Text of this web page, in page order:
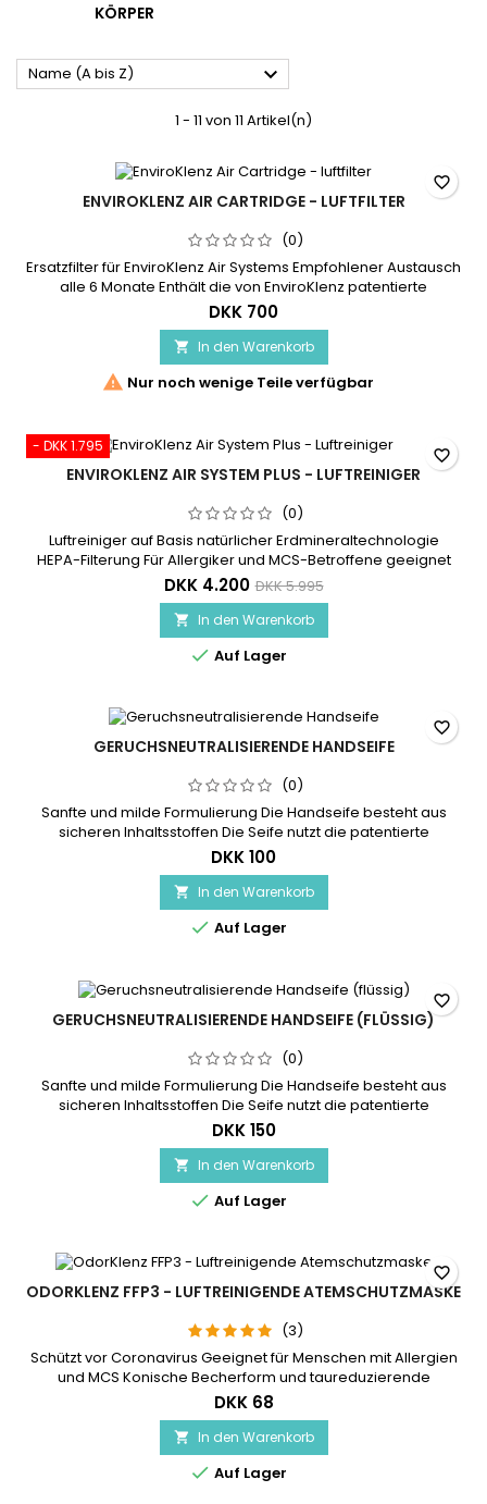
KÖRPER
Name (A bis Z) 
1 - 11 von 11 Artikel(n)
ENVIROKLENZ AIR CARTRIDGE - LUFTFILTER
(0)
Ersatzfilter für EnviroKlenz Air Systems Empfohlener Austausch
alle 6 Monate Enthält die von EnviroKlenz patentierte
Erdmineraltechnologie Beseitigt 99,9 % der Viren und
Bakterien aus der Luft (Testergebnisse) Inhaltsstoffe:
Magnesiumoxid (MgO), Zinkoxid (ZnO), Titandioxid (TiO2)
DKK 700
 In den Warenkorb
 Nur noch wenige Teile verfügbar
favorite_border
- DKK 1.795
ENVIROKLENZ AIR SYSTEM PLUS - LUFTREINIGER
(0)
Luftreiniger auf Basis natürlicher Erdmineraltechnologie
HEPA-Filterung Für Allergiker und MCS-Betroffene geeignet
Entfernt Gerüche und Allergene aus der Luft Kontrolle von
Partikeln, Bakterien, Viren und anderen Allergenen Einfache
Operation Niedrige Wartungskosten Sehen Sie hier die
Broschüre (Deutsch) Sehen Sie hier die Anleitung (Englisch)
DKK 4.200 DKK 5.995
 In den Warenkorb
 Auf Lager
favorite_border
GERUCHSNEUTRALISIERENDE HANDSEIFE
(0)
Sanfte und milde Formulierung Die Handseife besteht aus
sicheren Inhaltsstoffen Die Seife nutzt die patentierte
Erdmineral-Technologie
DKK 100
 In den Warenkorb
 Auf Lager
favorite_border
GERUCHSNEUTRALISIERENDE HANDSEIFE (FLÜSSIG)
(0)
Sanfte und milde Formulierung Die Handseife besteht aus
sicheren Inhaltsstoffen Die Seife nutzt die patentierte
Erdmineral-Technologie
DKK 150
 In den Warenkorb
 Auf Lager
favorite_border
ODORKLENZ FFP3 - LUFTREINIGENDE ATEMSCHUTZMASKE
(3)
Schützt vor Coronavirus Geeignet für Menschen mit Allergien
und MCS Konische Becherform und taureduzierende
Konturgestaltung Die vollständige und weiche
Gesichtsversiegelung bietet einen hohen Benutzerkomfort
Das große Ausatemventil bietet geringen Widerstand und
mehr Komfort Latex-frei
DKK 68
 In den Warenkorb
 Auf Lager
favorite_border